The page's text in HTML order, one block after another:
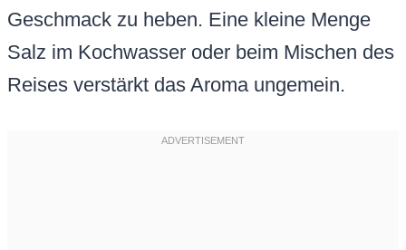
Geschmack zu heben. Eine kleine Menge
Salz im Kochwasser oder beim Mischen des
Reises verstärkt das Aroma ungemein.